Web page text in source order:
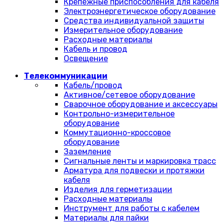
Электроэнергетическое оборудование
Средства индивидуальной защиты
Измерительное оборудование
Расходные материалы
Кабель и провод
Освещение
Телекоммуникации
Кабель/провод
Активное/сетевое оборудование
Сварочное оборудование и аксессуары
Контрольно-измерительное
оборудование
Коммутационно-кроссовое
оборудование
Заземление
Сигнальные ленты и маркировка трасс
Арматура для подвески и протяжки
кабеля
Изделия для герметизации
Расходные материалы
Инструмент для работы с кабелем
Материалы для пайки